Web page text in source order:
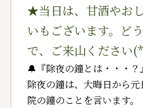
★当日は、甘酒やお
いもございます。ど
で、ご来山ください
🔔『除夜の鐘とは・・・？』
除夜の鐘は、大晦日から
院の鐘のことを言います。